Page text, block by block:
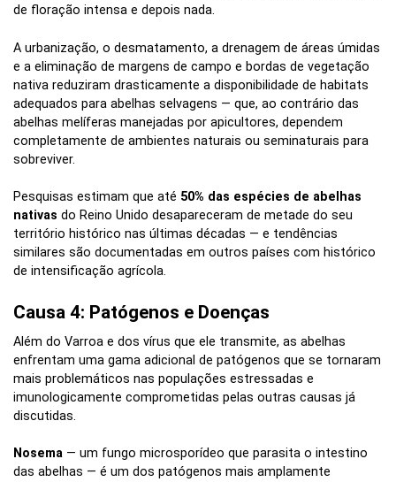
de floração intensa e depois nada.
A urbanização, o desmatamento, a drenagem de áreas úmidas
e a eliminação de margens de campo e bordas de vegetação
nativa reduziram drasticamente a disponibilidade de habitats
adequados para abelhas selvagens — que, ao contrário das
abelhas melíferas manejadas por apicultores, dependem
completamente de ambientes naturais ou seminaturais para
sobreviver.
Pesquisas estimam que até 50% das espécies de abelhas
nativas do Reino Unido desapareceram de metade do seu
território histórico nas últimas décadas — e tendências
similares são documentadas em outros países com histórico
de intensificação agrícola.
Causa 4: Patógenos e Doenças
Além do Varroa e dos vírus que ele transmite, as abelhas
enfrentam uma gama adicional de patógenos que se tornaram
mais problemáticos nas populações estressadas e
imunologicamente comprometidas pelas outras causas já
discutidas.
Nosema — um fungo microsporídeo que parasita o intestino
das abelhas — é um dos patógenos mais amplamente